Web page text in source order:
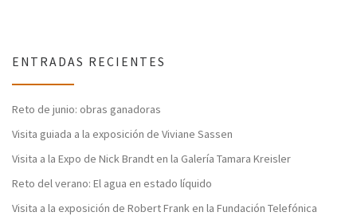
ENTRADAS RECIENTES
Reto de junio: obras ganadoras
Visita guiada a la exposición de Viviane Sassen
Visita a la Expo de Nick Brandt en la Galería Tamara Kreisler
Reto del verano: El agua en estado líquido
Visita a la exposición de Robert Frank en la Fundación Telefónica